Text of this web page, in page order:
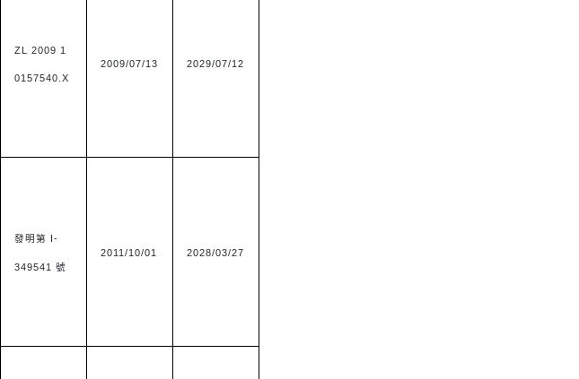
ZL 2009 1
0157540.X
2009/07/13 2029/07/12
發明第 I-
349541號
2011/10/01 2028/03/27